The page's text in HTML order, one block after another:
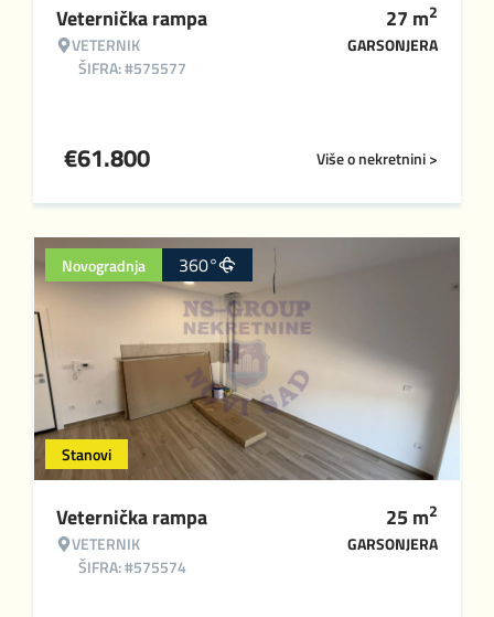
Veternička rampa
VETERNIK
ŠIFRA: #575577
27 m2
GARSONJERA
Više o nekretnini >
€61.800
Stanovi
Novogradnja 360°
Veternička rampa
VETERNIK
ŠIFRA: #575574
25m2
GARSONJERA